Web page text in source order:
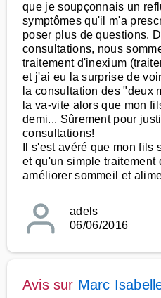
que je soupçonnais un
symptômes qu'il m'a
poser plus de questions.
consultations, nous
traitement d'inexium
et j'ai eu la surprise de
la consultation des "deux
la va-vite alors que mon
demi... Sûrement pour
consultations!
Il s'est avéré que mon
et qu'un simple traitement
améliorer sommeil et
adels
06/06/2016
Avis sur Marc